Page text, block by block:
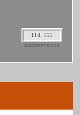
114.111
SUSCRIPTORES